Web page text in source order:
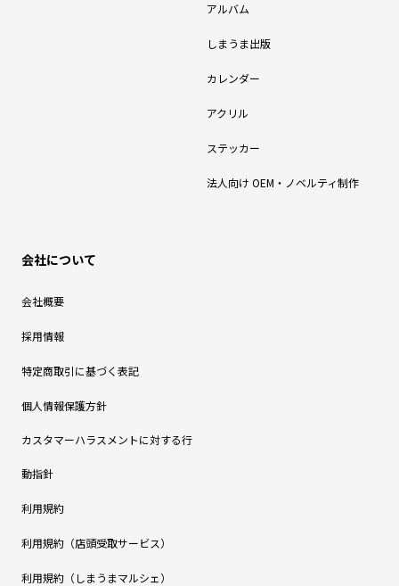
アルバム
しまうま出版
カレンダー
アクリル
ステッカー
法人向け OEM・ノベルティ制作
会社について
会社概要
採用情報
特定商取引に基づく表記
個人情報保護方針
カスタマーハラスメントに対する行
動指針
利用規約
利用規約（店頭受取サービス）
利用規約（しまうまマルシェ）